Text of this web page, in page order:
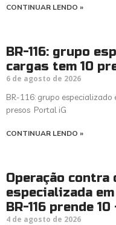
CONTINUAR LENDO »
BR-116: grupo
cargas tem 10
6 de agosto de 2026
BR-116: grupo
presos Portal iG
CONTINUAR LENDO »
Operação
especializada
BR-116 prende
4 de agosto de 2026